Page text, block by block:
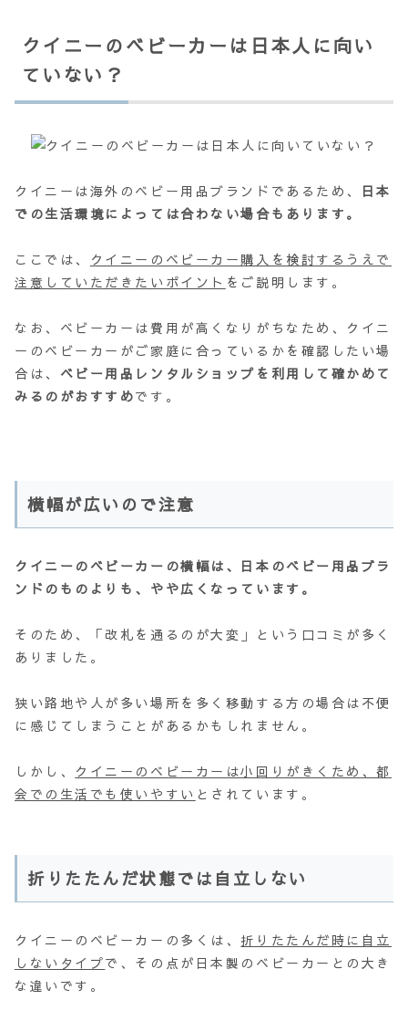
クイニーのベビーカーは日本人に向い
ていない？
クイニーは海外のベビー用品ブランドであるため、
日本
での生活環境によっては合わない場合もあります。
ここでは、
クイニーのベビーカー購入を検討するうえで
注意していただきたいポイント をご説明します。
なお、ベビーカーは費用が高くなりがちなため、クイニ
ーのベビーカーがご家庭に合っているかを確認したい場
合は、 ベビー用品レンタルショップを利用して確かめて
みるのがおすすめです。
横幅が広いので注意
クイニーのベビーカーの横幅は、日本のベビー用品ブラ
ンドのものよりも、やや広くなっています。
そのため、「改札を通るのが大変」という口コミが多く
ありました。
狭い路地や人が多い場所を多く移動する方の場合は不便
に感じてしまうことがあるかもしれません。
しかし、 クイニーのベビーカーは小回りがきくため、都
会での生活でも使いやすい とされています。
折りたたんだ状態では自立しない
クイニーのベビーカーの多くは、 折りたたんだ時に自立
しないタイプで、その点が日本製のベビーカーとの大き
な違いです。